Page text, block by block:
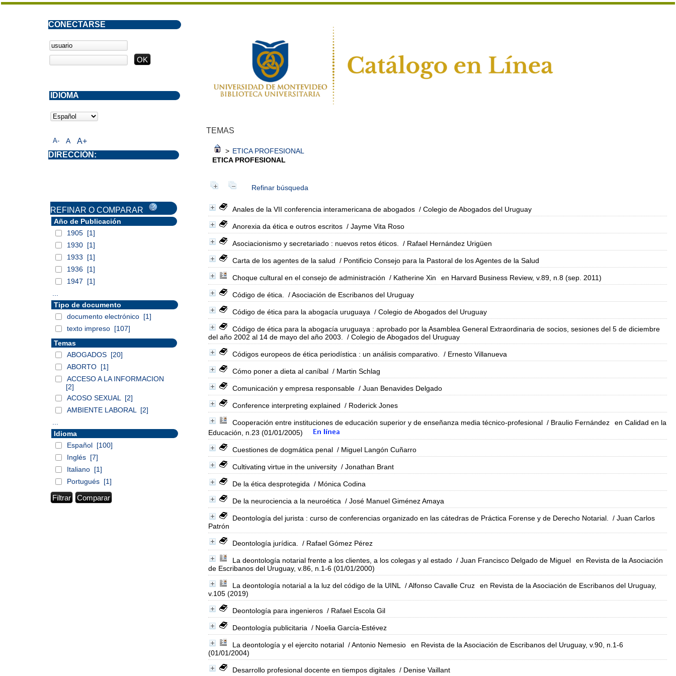
TEMAS
> ETICA PROFESIONAL
ETICA PROFESIONAL
Refinar búsqueda
Anales de la VII conferencia interamericana de abogados / Colegio de Abogados del Uruguay
Anorexia da ética e outros escritos / Jayme Vita Roso
Asociacionismo y secretariado : nuevos retos éticos. / Rafael Hernández Urigüen
Carta de los agentes de la salud / Pontificio Consejo para la Pastoral de los Agentes de la Salud
Choque cultural en el consejo de administración / Katherine Xin en Harvard Business Review, v.89, n.8 (sep. 2011)
Código de ética. / Asociación de Escribanos del Uruguay
Código de ética para la abogacía uruguaya / Colegio de Abogados del Uruguay
Código de ética para la abogacía uruguaya : aprobado por la Asamblea General Extraordinaria de socios, sesiones del 5 de diciembre
del año 2002 al 14 de mayo del año 2003.
/ Colegio de Abogados del Uruguay
Códigos europeos de ética periodística : un análisis comparativo. / Ernesto Villanueva
Cómo poner a dieta al caníbal / Martin Schlag
Comunicación y empresa responsable / Juan Benavides Delgado
Conference interpreting explained / Roderick Jones
Cooperación entre instituciones de educación superior y de enseñanza media técnico-profesional / Braulio Fernández
en Calidad en la
Educación, n.23 (01/01/2005)
Cuestiones de dogmática penal / Miguel Langón Cuñarro
Cultivating virtue in the university / Jonathan Brant
De la ética desprotegida / Mónica Codina
De la neurociencia a la neuroética / José Manuel Giménez Amaya
Deontología del jurista : curso de conferencias organizado en las cátedras de Práctica Forense y de Derecho Notarial.
/ Juan Carlos
Patrón
Deontología jurídica. / Rafael Gómez Pérez
La deontología notarial frente a los clientes, a los colegas y al estado / Juan Francisco Delgado de Miguel
en Revista de la Asociación
de Escribanos del Uruguay, v.86, n.1-6 (01/01/2000)
La deontología notarial a la luz del código de la UINL / Alfonso Cavalle Cruz
en Revista de la Asociación de Escribanos del Uruguay,
v.105 (2019)
Deontología para ingenieros / Rafael Escola Gil
Deontología publicitaria / Noelia García-Estévez
La deontología y el ejercito notarial / Antonio Nemesio
en Revista de la Asociación de Escribanos del Uruguay, v.90, n.1-6
(01/01/2004)
Desarrollo profesional docente en tiempos digitales / Denise Vaillant
A- A A+
CONECTARSE
DIRECCIÓN:
IDIOMA
REFINAR O COMPARAR
Año de Publicación
1905 [1]
1930 [1]
1933
[1]
1936 [1]
1947
[1]
Tipo de documento
documento electrónico [1]
texto impreso [107]
Temas
ABOGADOS [20]
ABORTO [1]
ACCESO A LA INFORMACION
[2]
ACOSO SEXUAL
[2]
AMBIENTE LABORAL
[2]
Idioma
Español [100]
Inglés [7]
Italiano [1]
Portugués [1]